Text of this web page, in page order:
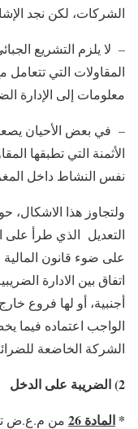
الشركات، لكن نجد
– لا يلزم التشريع
المقاولات التي تتعامل
معلومات إلى الإدارة
– في بعض الأحيان
الأثمنة التي تطبقها
نفس النشاط داخل
ولتجاوز هذا الاشكال،
اتفاق بين الادارة
أجنبية، أو لها فروع
الواجب اعتماده فيما
الشركة الخاضعة
2) الضريبة على الدخل
* المادة 26 من م.ع.ض